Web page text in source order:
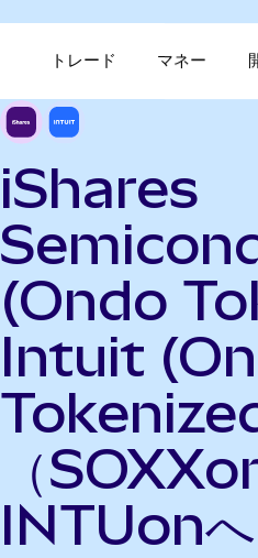
トレード マネー
iShares
(Ondo
Intuit
（
INTUonへ